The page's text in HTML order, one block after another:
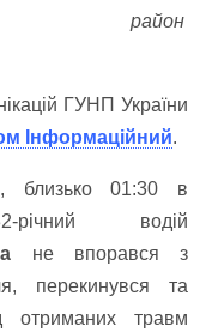
район
ГУНП України
Інформаційний.
01:30 в
річний водій
не впорався з
перекинувся та
отриманих травм